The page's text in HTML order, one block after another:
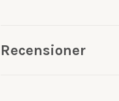
Recensioner